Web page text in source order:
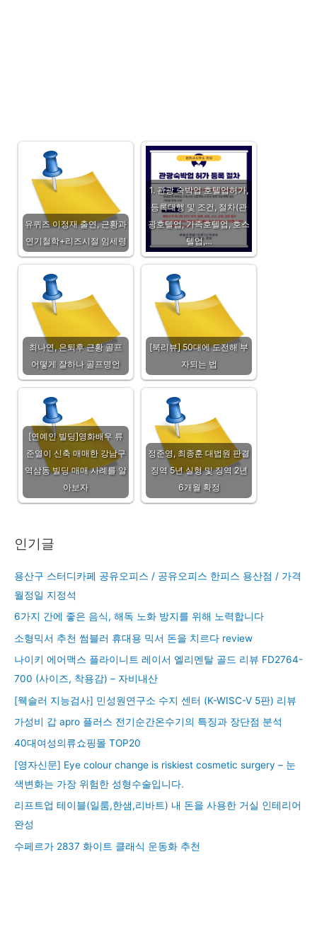
유퀴즈 이정재 출연, 근황과
연기철학+리즈시절 임세령
1. 관광 숙박업 호텔업허가,
등록대행 및 조건, 절차(관
광호텔업, 가족호텔업, 호스
텔업,…
최나연, 은퇴후 근황 골프
어떻게 잘하나 골프명언
[북리뷰] 50대에 도전해 부
자되는 법
[연예인 빌딩]영화배우 류
준열이 신축 매매한 강남구
역삼동 빌딩 매매 사례를 알
아보자
정준영, 최종훈 대법원 판결
징역 5년 실형 및 징역 2년
6개월 확정
인기글
용산구 스터디카페 공유오피스 / 공유오피스 한피스 용산점 / 가격
월정일 지정석
6가지 간에 좋은 음식, 해독 노화 방지를 위해 노력합니다
소형믹서 추천 썸블러 휴대용 믹서 돈을 치르다 review
나이키 에어맥스 플라이니트 레이서 엘리멘탈 골드 리뷰 FD2764-
700 (사이즈, 착용감) – 자비내산
[웩슬러 지능검사] 민성원연구소 수지 센터 (K-WISC-V 5판) 리뷰
가성비 갑 apro 플러스 전기순간온수기의 특징과 장단점 분석
40대여성의류쇼핑몰 TOP20
[영자신문] Eye colour change is riskiest cosmetic surgery – 눈
색변화는 가장 위험한 성형수술입니다.
리프트업 테이블(일룸,한샘,리바트) 내 돈을 사용한 거실 인테리어
완성
수페르가 2837 화이트 클래식 운동화 추천